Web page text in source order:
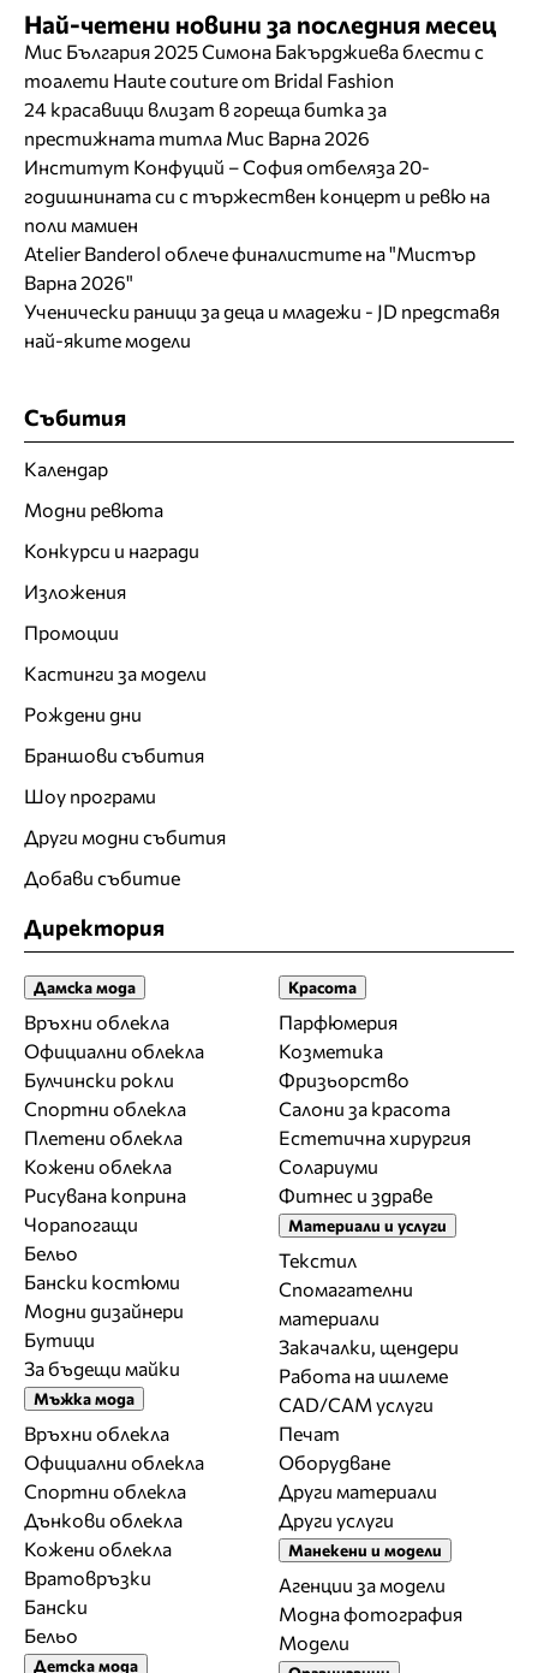
Най-четени новини за последния месец
Мис България 2025 Симона Бакърджиева блести с
тоалети Haute couture от Bridal Fashion
24 красавици влизат в гореща битка за
престижната титла Мис Варна 2026
Институт Конфуций – София отбеляза 20-
годишнината си с тържествен концерт и ревю на
поли мамиен
Atelier Banderol облече финалистите на "Мистър
Варна 2026"
Ученически раници за деца и младежи - JD представя
най-яките модели
Събития
Календар
Модни ревюта
Конкурси и награди
Изложения
Промоции
Кастинги за модели
Рождени дни
Браншови събития
Шоу програми
Други модни събития
Добави събитие
Директория
Дамска мода
Връхни облекла
Официални облекла
Булчински рокли
Спортни облекла
Плетени облекла
Кожени облекла
Рисувана коприна
Чорапогащи
Бельо
Бански костюми
Модни дизайнери
Бутици
За бъдещи майки
Мъжка мода
Връхни облекла
Официални облекла
Спортни облекла
Дънкови облекла
Кожени облекла
Вратовръзки
Бански
Бельо
Детска мода
Красота
Парфюмерия
Козметика
Фризьорство
Салони за красота
Естетична хирургия
Солариуми
Фитнес и здраве
Материали и услуги
Текстил
Спомагателни
материали
Закачалки, щендери
Работа на ишлеме
CAD/CAM услуги
Печат
Оборудване
Други материали
Други услуги
Манекени и модели
Агенции за модели
Модна фотография
Модели